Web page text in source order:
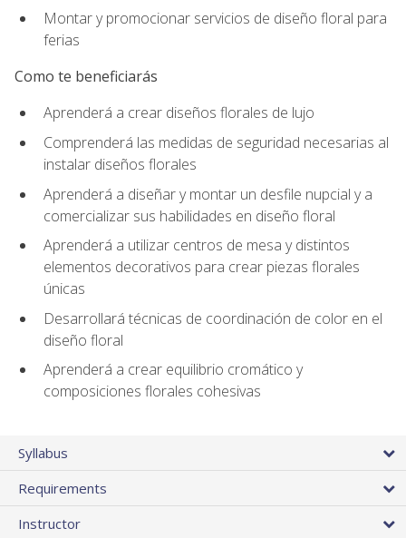
Montar y promocionar servicios de diseño floral para
ferias
Como te beneficiarás
Aprenderá a crear diseños florales de lujo
Comprenderá las medidas de seguridad necesarias al
instalar diseños florales
Aprenderá a diseñar y montar un desfile nupcial y a
comercializar sus habilidades en diseño floral
Aprenderá a utilizar centros de mesa y distintos
elementos decorativos para crear piezas florales
únicas
Desarrollará técnicas de coordinación de color en el
diseño floral
Aprenderá a crear equilibrio cromático y
composiciones florales cohesivas
Syllabus
Requirements
Instructor